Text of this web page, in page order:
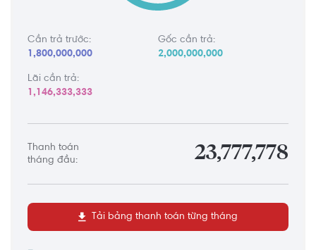
Cần trả trước:
1,800,000,000
Gốc cần trả:
2,000,000,000
Lãi cần trả:
1,146,333,333
Thanh toán
tháng đầu:
23,777,778
Tải bảng thanh toán từng tháng